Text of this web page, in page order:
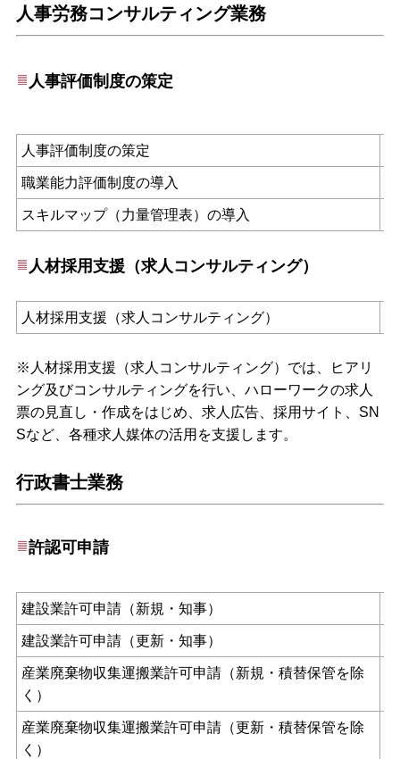
人事労務コンサルティング業務
人事評価制度の策定
人事評価制度の策定
職業能力評価制度の導入
スキルマップ（力量管理表）の導入
人材採用支援（求人コンサルティング）
人材採用支援（求人コンサルティング）
※人材採用支援（求人コンサルティング）では、ヒアリ
ング及びコンサルティングを行い、ハローワークの求人
票の見直し・作成をはじめ、求人広告、採用サイト、SN
Sなど、各種求人媒体の活用を支援します。
行政書士業務
許認可申請
建設業許可申請（新規・知事）
建設業許可申請（更新・知事）
産業廃棄物収集運搬業許可申請（新規・積替保管を除
く）
産業廃棄物収集運搬業許可申請（更新・積替保管を除
く）